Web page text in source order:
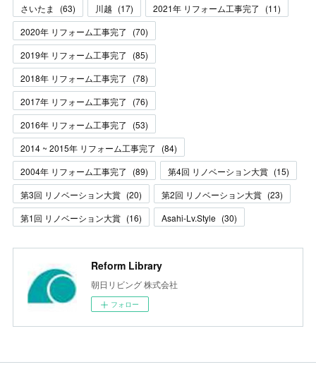
さいたま
(63) 川越 (17) 2021年 リフォーム工事完了 (11)
2020年 リフォーム工事完了
(70)
2019年 リフォーム工事完了
(85)
2018年 リフォーム工事完了
(78)
2017年 リフォーム工事完了
(76)
2016年 リフォーム工事完了
(53)
2014 ~ 2015年 リフォーム工事完了
(84)
2004年 リフォーム工事完了
(89) 第4回 リノベーション大賞 (15)
第3回 リノベーション大賞 (20) 第2回 リノベーション大賞 (23)
第1回 リノベーション大賞 (16) Asahi-Lv.Style (30)
Reform Library
朝日リビング 株式会社
フォロー